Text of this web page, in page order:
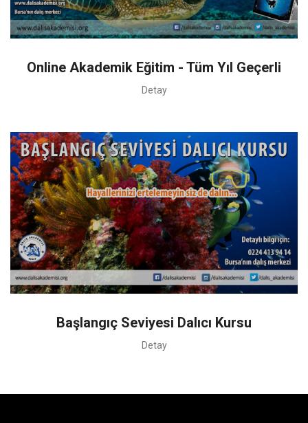
Online Akademik Eğitim - Tüm Yıl Geçerli
Detay
Başlangıç Seviyesi Dalıcı Kursu
Detay